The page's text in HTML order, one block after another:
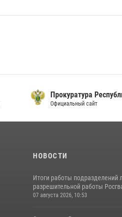
Прокуратура
Официальный сайт
НОВОСТИ
Итоги работы подразделений
разрешительной работы
07 августа 2026, 10:53